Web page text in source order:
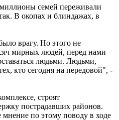
семей переживали
В окопах и блиндажах, в
врагу. Но этого не
мирных людей, перед нами
людьми. Людьми,
кто сегодня на передовой", -
строят
пострадавших районов.
по этому поводу в ходе